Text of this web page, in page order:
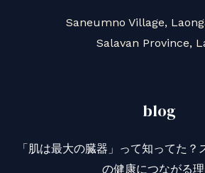
Saneumno Village,
Salavan Province,
blog
「肌は最大の臓器」って知ってた
の健康につながる